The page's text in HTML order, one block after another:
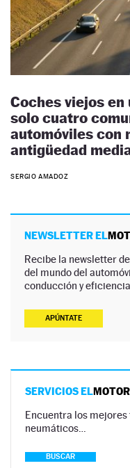
Coches viejos en
solo cuatro
automóviles con
antigüedad
SERGIO AMADOZ
NEWSLETTER EL
Recibe la newsletter
del mundo del
conducción y eficiencia.
APÚNTATE
SERVICIOS ELMOTOR
Encuentra los
neumáticos…
BUSCAR